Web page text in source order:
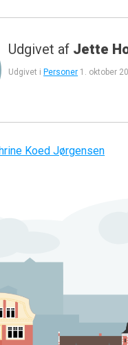
Udgivet af Jette
Udgivet i Personer 1. oktober
Koed Jørgensen